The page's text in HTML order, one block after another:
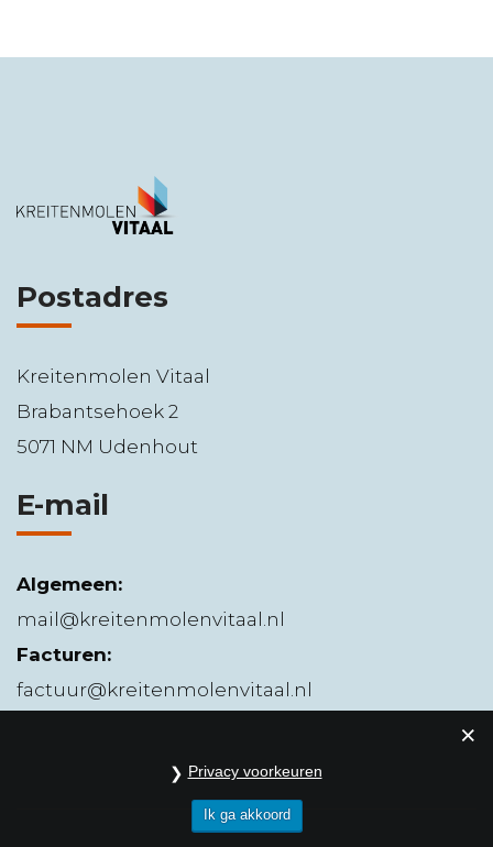
Postadres
Kreitenmolen Vitaal
Brabantsehoek 2
5071 NM Udenhout
E-mail
Algemeen:
mail@kreitenmolenvitaal.nl
Facturen:
factuur@kreitenmolenvitaal.nl
Privacy voorkeuren
Ik ga akkoord